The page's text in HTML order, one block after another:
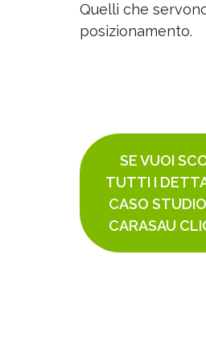
Quelli che
posizionamento.
SE VUOI
TUTTI I
CASO
CARASAU